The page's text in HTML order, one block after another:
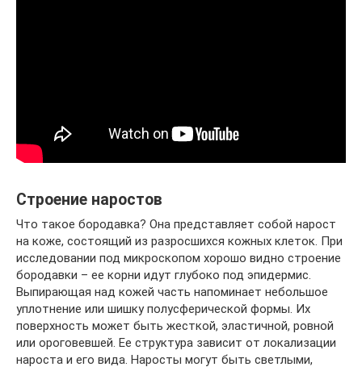
Строение наростов
Что такое бородавка? Она представляет собой нарост
на коже, состоящий из разросшихся кожных клеток. При
исследовании под микроскопом хорошо видно строение
бородавки – ее корни идут глубоко под эпидермис.
Выпирающая над кожей часть напоминает небольшое
уплотнение или шишку полусферической формы. Их
поверхность может быть жесткой, эластичной, ровной
или ороговевшей. Ее структура зависит от локализации
нароста и его вида. Наросты могут быть светлыми,